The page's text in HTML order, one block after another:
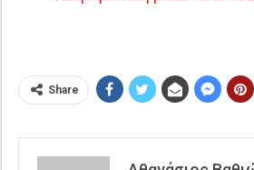
Share